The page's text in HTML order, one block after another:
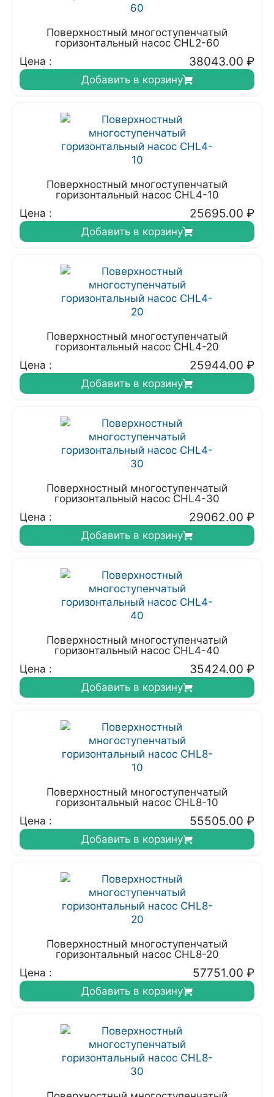
Поверхностный многоступенчатый
горизонтальный насос CHL2-60
Цена :
38043.00 ₽
Добавить в корзину
Поверхностный многоступенчатый
горизонтальный насос CHL4-10
Цена :
25695.00 ₽
Добавить в корзину
Поверхностный многоступенчатый
горизонтальный насос CHL4-20
Цена :
25944.00 ₽
Добавить в корзину
Поверхностный многоступенчатый
горизонтальный насос CHL4-30
Цена :
29062.00 ₽
Добавить в корзину
Поверхностный многоступенчатый
горизонтальный насос CHL4-40
Цена :
35424.00 ₽
Добавить в корзину
Поверхностный многоступенчатый
горизонтальный насос CHL8-10
Цена :
55505.00 ₽
Добавить в корзину
Поверхностный многоступенчатый
горизонтальный насос CHL8-20
Цена :
57751.00 ₽
Добавить в корзину